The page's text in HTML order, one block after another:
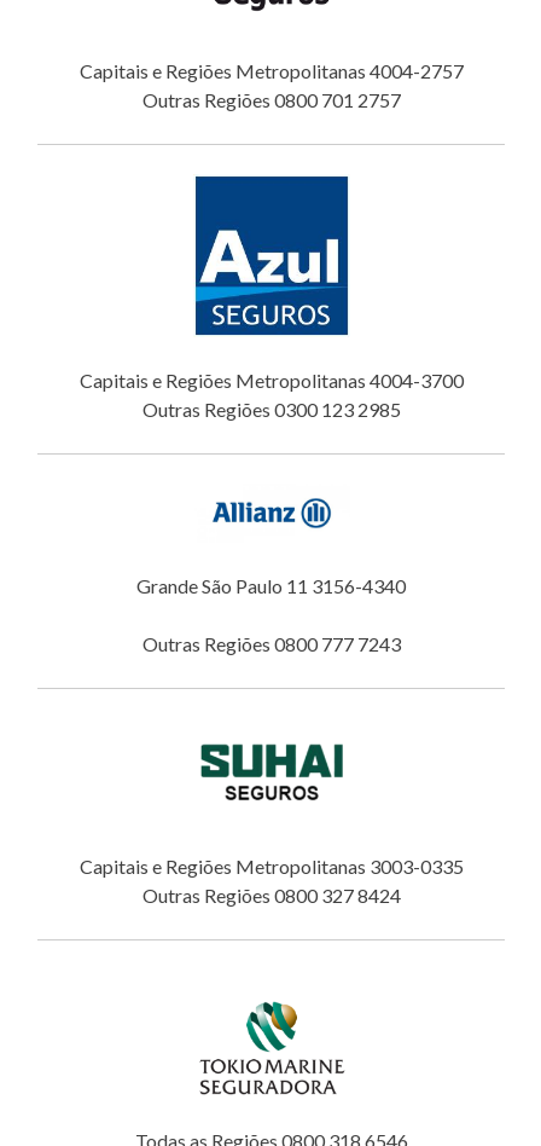
Capitais e Regiões Metropolitanas 4004-2757
Outras Regiões 0800 701 2757
Capitais e Regiões Metropolitanas 4004-3700
Outras Regiões 0300 123 2985
Grande São Paulo 11 3156-4340
Outras Regiões 0800 777 7243
Capitais e Regiões Metropolitanas 3003-0335
Outras Regiões 0800 327 8424
Todas as Regiões 0800 318 6546